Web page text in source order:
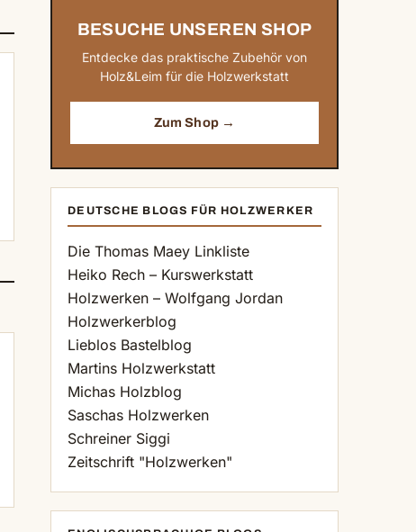
BESUCHE UNSEREN SHOP
Entdecke das praktische Zubehör von
Holz&Leim für die Holzwerkstatt
Zum Shop →
DEUTSCHE BLOGS FÜR HOLZWERKER
Die Thomas Maey Linkliste
Heiko Rech – Kurswerkstatt
Holzwerken – Wolfgang Jordan
Holzwerkerblog
Lieblos Bastelblog
Martins Holzwerkstatt
Michas Holzblog
Saschas Holzwerken
Schreiner Siggi
Zeitschrift "Holzwerken"